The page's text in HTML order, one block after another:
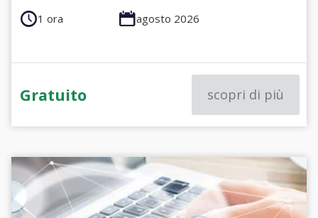
1 ora agosto 2026
Gratuito scopri di più